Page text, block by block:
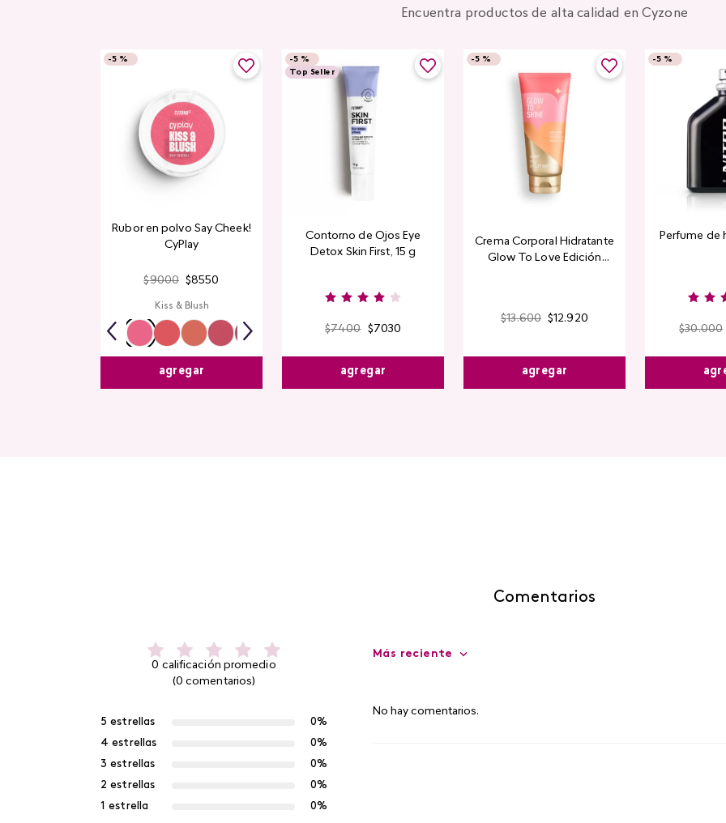
Encuentra productos de alta calidad en Cyzone
-5 %
Rubor en polvo Say Cheek!
CyPlay
$9000 $8550
Kiss & Blush
agregar
-5 %
Top Seller
Contorno de Ojos Eye
Detox Skin First, 15 g
$7400 $7030
agregar
-5 %
Crema Corporal Hidratante
Glow To Love Edición
$13.600 $12.920
agregar
-5 %
Perfume de
$30.000
Comentarios
0 calificación promedio
(0 comentarios)
5 estrellas
0%
4 estrellas
0%
3 estrellas
0%
2 estrellas
0%
1 estrella
0%
Más reciente
No hay comentarios.